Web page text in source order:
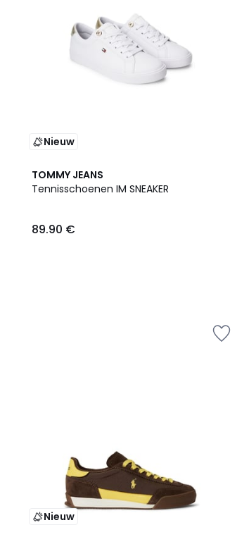
Nieuw
TOMMY JEANS
Tennisschoenen IM SNEAKER
89.90 €
Nieuw